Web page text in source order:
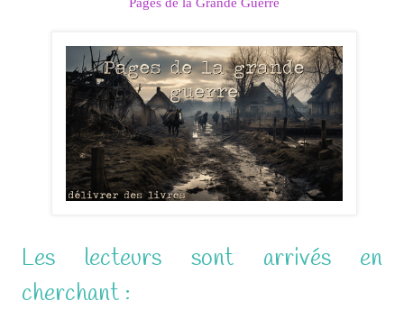
Les lecteurs sont arrivés en
cherchant :